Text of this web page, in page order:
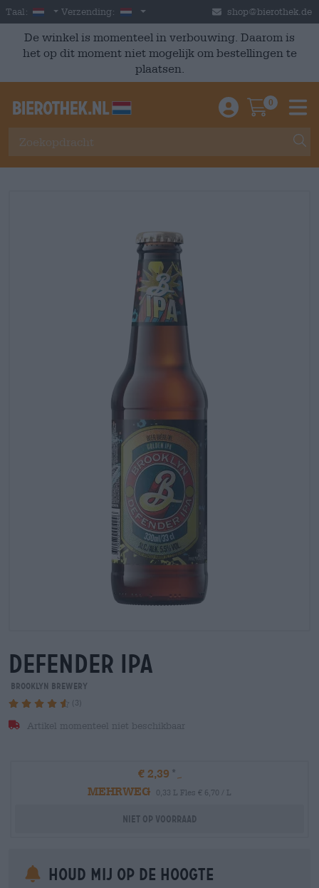
Skip to main content
Taal: Dutch
Verzending: Nederland shop@bierothek.de
De winkel is momenteel in verbouwing. Daarom is
het op dit moment niet mogelijk om bestellingen te
plaatsen.
Einloggen /
0
defender ipa
Brooklyn Brewery
(3)
Artikel momenteel niet beschikbaar
€ 2,39
MEHRWEG
0,33 L Fles € 6,70 / L
Niet op voorraad
Houd mij op de hoogte